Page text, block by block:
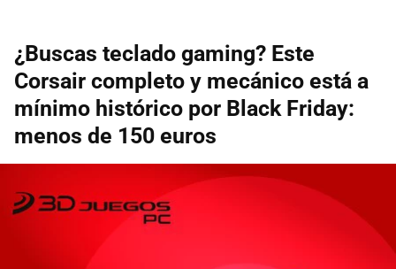
¿Buscas teclado gaming? Este
Corsair completo y mecánico está a
mínimo histórico por Black Friday:
menos de 150 euros